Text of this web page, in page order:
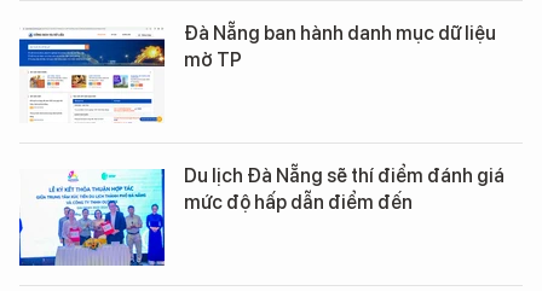
Đà Nẵng ban hành danh mục dữ liệu
mở TP
Du lịch Đà Nẵng sẽ thí điểm đánh giá
mức độ hấp dẫn điểm đến